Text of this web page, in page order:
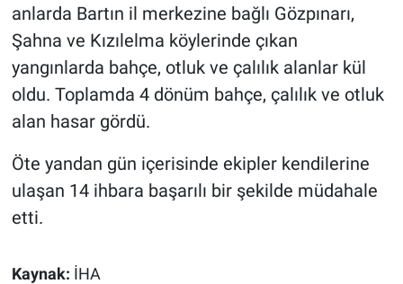
anlarda Bartın il merkezine bağlı Gözpınarı,
Şahna ve Kızılelma köylerinde çıkan
yangınlarda bahçe, otluk ve çalılık alanlar kül
oldu. Toplamda 4 dönüm bahçe, çalılık ve otluk
alan hasar gördü.
Öte yandan gün içerisinde ekipler kendilerine
ulaşan 14 ihbara başarılı bir şekilde müdahale
etti.
Kaynak: İHA